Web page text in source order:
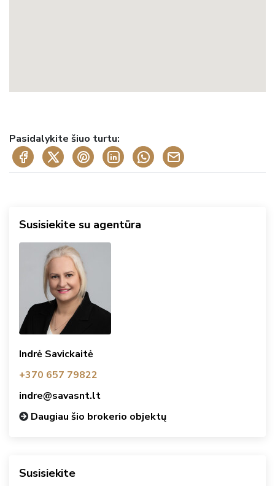
Pasidalykite šiuo turtu:
Susisiekite su agentūra
Indrė Savickaitė
+370 657 79822
indre@savasnt.lt
Daugiau šio brokerio objektų
Susisiekite